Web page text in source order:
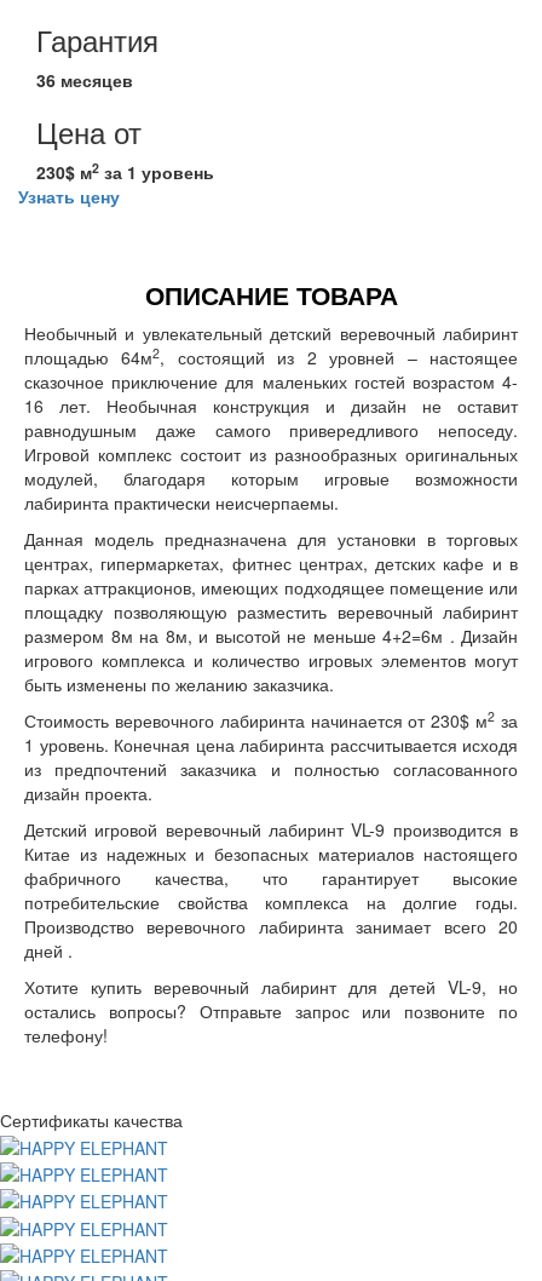
Гарантия
36 месяцев
Цена от
230$ м2 за 1 уровень
Узнать цену
ОПИСАНИЕ ТОВАРА
Необычный и увлекательный детский веревочный лабиринт
площадью 64м2, состоящий из 2 уровней – настоящее
сказочное приключение для маленьких гостей возрастом 4-
16 лет. Необычная конструкция и дизайн не оставит
равнодушным даже самого привередливого непоседу.
Игровой комплекс состоит из разнообразных оригинальных
модулей, благодаря которым игровые возможности
лабиринта практически неисчерпаемы.
Данная модель предназначена для установки в торговых
центрах, гипермаркетах, фитнес центрах, детских кафе и в
парках аттракционов, имеющих подходящее помещение или
площадку позволяющую разместить веревочный лабиринт
размером 8м на 8м, и высотой не меньше 4+2=6м . Дизайн
игрового комплекса и количество игровых элементов могут
быть изменены по желанию заказчика.
Стоимость веревочного лабиринта начинается от 230$ м2 за
1 уровень. Конечная цена лабиринта рассчитывается исходя
из предпочтений заказчика и полностью согласованного
дизайн проекта.
Детский игровой веревочный лабиринт VL-9 производится в
Китае из надежных и безопасных материалов настоящего
фабричного качества, что гарантирует высокие
потребительские свойства комплекса на долгие годы.
Производство веревочного лабиринта занимает всего 20
дней .
Хотите купить веревочный лабиринт для детей VL-9, но
остались вопросы? Отправьте запрос или позвоните по
телефону!
Сертификаты качества